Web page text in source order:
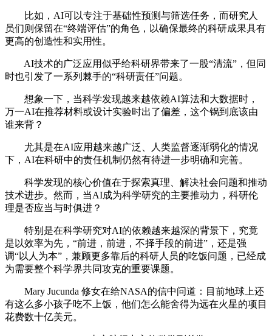
比如，AI可以专注于基础性预测与筛选任务，而研究人
员们则保留在“终端评估”的角色，以确保最终的科研成果具有
更高的创造性和实用性。
AI技术的广泛应用似乎给科研界带来了一股“清流”，但同
时也引发了一系列棘手的“科研责任”问题。
想象一下，当科学发现越来越依赖AI算法和大数据时，
万一AI在推荐材料或设计实验时出了偏差，这个锅到底该由
谁来背？
尤其是在AI应用越来越广泛、人类监督逐渐弱化的情况
下，AI在科研中的责任机制仍然有待进一步明确和完善。
科学发现的核心价值在于探索真理、解决社会问题和推动
技术进步。然而，当AI成为科学研究的主要推动力，科研伦
理是否应当与时俱进？
特别是在科学研究对AI的依赖越来越深的背景下，究竟
是以效率为先，“前进，前进，不择手段的前进”，还是强
调“以人为本”，兼顾更多靠后的科研人员的吃饭问题，已经成
为需要整个科学界共同攻克的重要课题。
Mary Jucunda 修女在给NASA的信中问道：目前地球上还
有这么多小孩子吃不上饭，他们怎么能舍得为远在火星的项目
花费数十亿美元。